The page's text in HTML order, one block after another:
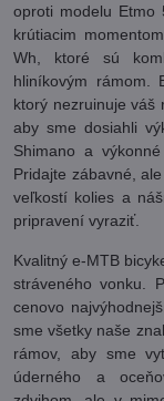
oproti modelu Etmo
krútiacim
Wh, ktoré sú
hliníkovým rámom.
ktorý nezruinuje váš
aby sme dosiahli
Shimano a
Pridajte zábavné,
veľkostí kolies a
pripravení vyraziť.
Kvalitný e-MTB
stráveného vonku.
cenovo
sme všetky naše
rámov, aby sme
úderného a